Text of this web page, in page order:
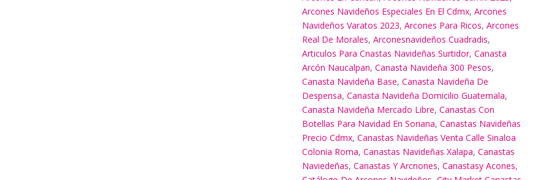
Arcones Navideños Especiales En El Cdmx, Arcones
Navideños Varatos 2023, Arcones Para Ricos, Arcones
Real De Morales, Arconesnavideños Cuadradis,
Articulos Para Cnastas Navideñas Surtidor, Canasta
Arcón Naucalpan, Canasta Navideña 300 Pesos,
Canasta Navideña Base, Canasta Navideña De
Despensa, Canasta Navideña Domicilio Guatemala,
Canasta Navideña Mercado Libre, Canastas Con
Botellas Para Navidad En Soriana, Canastas Navideñas
Precio Cdmx, Canastas Navideñas Venta Calle Sinaloa
Colonia Roma, Canastas Navideñas Xalapa, Canastas
Naviedeñas, Canastas Y Arcnones, Canastasy Acones,